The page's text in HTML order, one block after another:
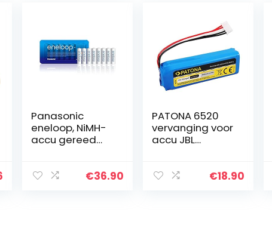
Panasonic
eneloop, NiMH-
accu gereed
verpakking van
€36.90
PATONA 6520
vervanging voor
accu JBL
compatibel met
€18.90